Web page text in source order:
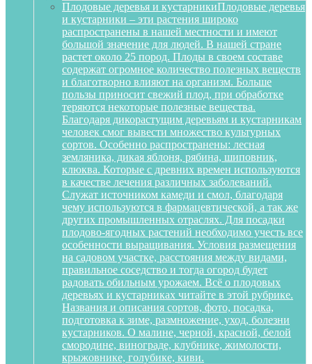
Плодовые деревья и кустарникиПлодовые деревья
и кустарники – эти растения широко
распространены в нашей местности и имеют
большой значение для людей. В нашей стране
растет около 25 пород. Плоды в своем составе
содержат огромное количество полезных веществ
и благотворно влияют на организм. Больше
пользы приносит свежий плод, при обработке
теряются некоторые полезные вещества.
Благодаря дикорастущим деревьям и кустарникам
человек смог вывести множество культурных
сортов. Особенно распространены: лесная
земляника, дикая яблоня, рябина, шиповник,
клюква. Которые с древних времен используются
в качестве лечения различных заболеваний.
Служат источником камеди и смол, благодаря
чему используются в фармацевтической, а так же
других промышленных отраслях. Для посадки
плодово-ягодных растений необходимо учесть все
особенности выращивания. Условия размещения
на садовом участке, расстояния между видами,
правильное соседство и тогда огород будет
радовать обильным урожаем. Всё о плодовых
деревьях и кустарниках читайте в этой рубрике.
Названия и описания сортов, фото, посадка,
подготовка к зиме, размножение, уход, болезни
кустарников. О малине, черной, красной, белой
смородине, винограде, клубнике, жимолости,
крыжовнике, голубике, киви.